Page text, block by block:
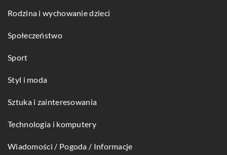
Rodzina i wychowanie dzieci
Społeczeństwo
Sport
Styl i moda
Sztuka i zainteresowania
Technologia i komputery
Wiadomości / Pogoda / Informacje